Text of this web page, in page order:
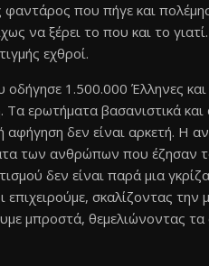
που πήγε και
να ξέρει το που και το
εχθροί.
1.500.000 Έλληνες
ερωτήματα βασανιστικά και
αφήγηση δεν είναι αρκετή. Η
των ανθρώπων που έζησαν
δεν είναι παρά μια
σκαλίζοντας την
μπροστά, θεμελιώνοντας τα